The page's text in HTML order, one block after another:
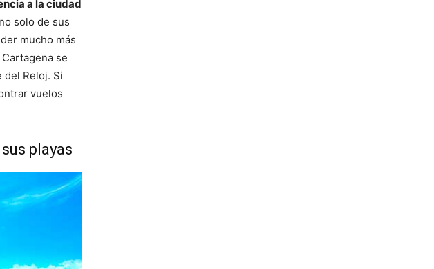
a la ciudad
solo de sus
mucho más
se
del Reloj. Si
vuelos
playas